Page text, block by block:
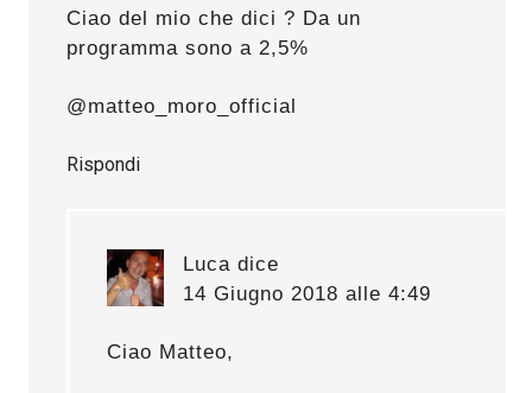
Ciao del mio che dici ? Da un
programma sono a 2,5%
@matteo_moro_official
Rispondi
Luca dice
14 Giugno 2018 alle 4:49
Ciao Matteo,